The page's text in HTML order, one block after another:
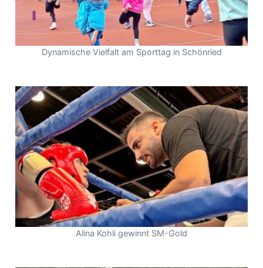
Dynamische Vielfalt am Sporttag in Schönried
Alina Kohli gewinnt SM-Gold